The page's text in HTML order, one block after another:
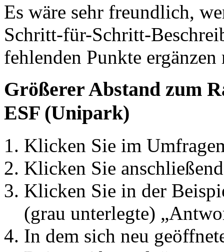
Es wäre sehr freundlich,
Schritt-für-Schritt-
fehlenden Punkte ergänzen
Größerer Abstand zum
ESF (Unipark)
Klicken Sie im
Klicken Sie
Klicken Sie in der
(grau unterlegte)
In dem sich neu